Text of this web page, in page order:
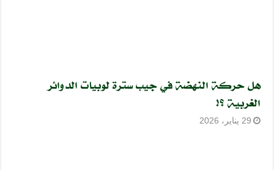
هل حركة النهضة في جيب سترة لوبيات الدوائر
الغربية ؟!
29 يناير، 2026